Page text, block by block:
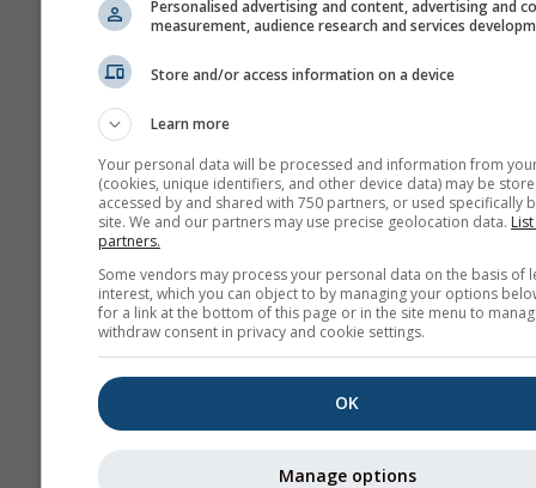
ტემპერატურა (მაქს.)
ქარის მიმართულება
UV Index
ნალექი
ნალექის ალბათობა
rainSPOT
წნევა
Personalised advertising and content, advertising and
measurement, audience research and services
Store and/or access information on a device
Learn more
Your personal data will be processed and information from
(cookies, unique identifiers, and other device data) may be
accessed by and shared with 750 partners, or used specifically
site. We and our partners may use precise geolocation data.
partners.
Some vendors may process your personal data on the basis of
interest, which you can object to by managing your options
for a link at the bottom of this page or in the site menu to
withdraw consent in privacy and cookie settings.
OK
Manage options